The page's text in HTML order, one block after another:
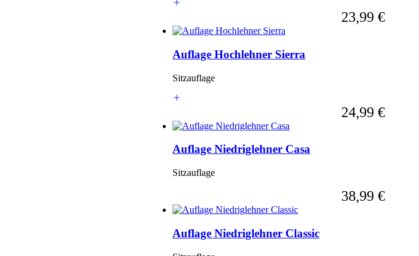
Ab
23,99 €
Auflage Hochlehner Sierra
Sitzauflage
Ab
24,99 €
Auflage Niedriglehner Casa
Sitzauflage
Ab
38,99 €
Auflage Niedriglehner Classic